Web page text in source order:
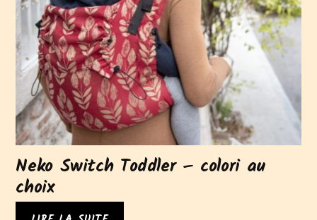
Neko Switch Toddler – colori au
choix